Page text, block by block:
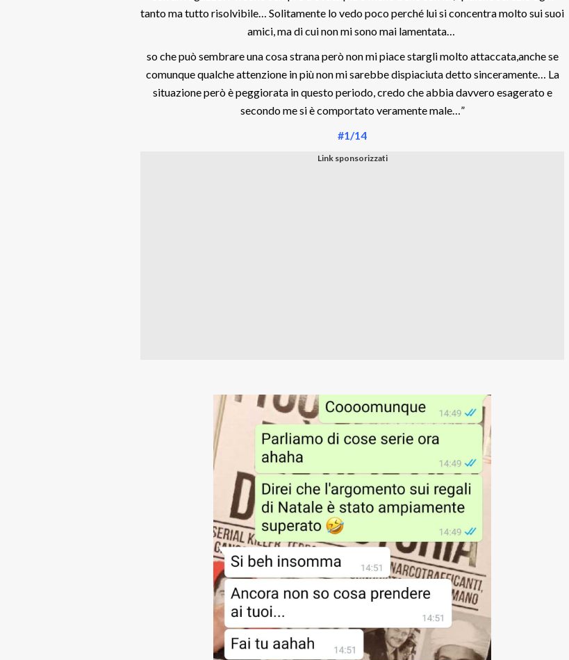
tanto ma tutto risolvibile… Solitamente lo vedo poco perché lui si concentra molto sui suoi
amici, ma di cui non mi sono mai lamentata…
so che può sembrare una cosa strana però non mi piace stargli molto attaccata,anche se
comunque qualche attenzione in più non mi sarebbe dispiaciuta detto sinceramente… La
situazione però è peggiorata in questo periodo, credo che abbia davvero esagerato e
secondo me si è comportato veramente male…”
#1/14